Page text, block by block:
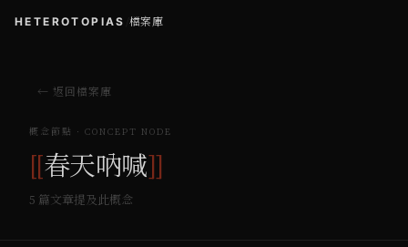
HETEROTOPIAS 檔案庫
← 返回檔案庫
概念節點 · CONCEPT NODE
[[春天吶喊]]
5 篇文章提及此概念